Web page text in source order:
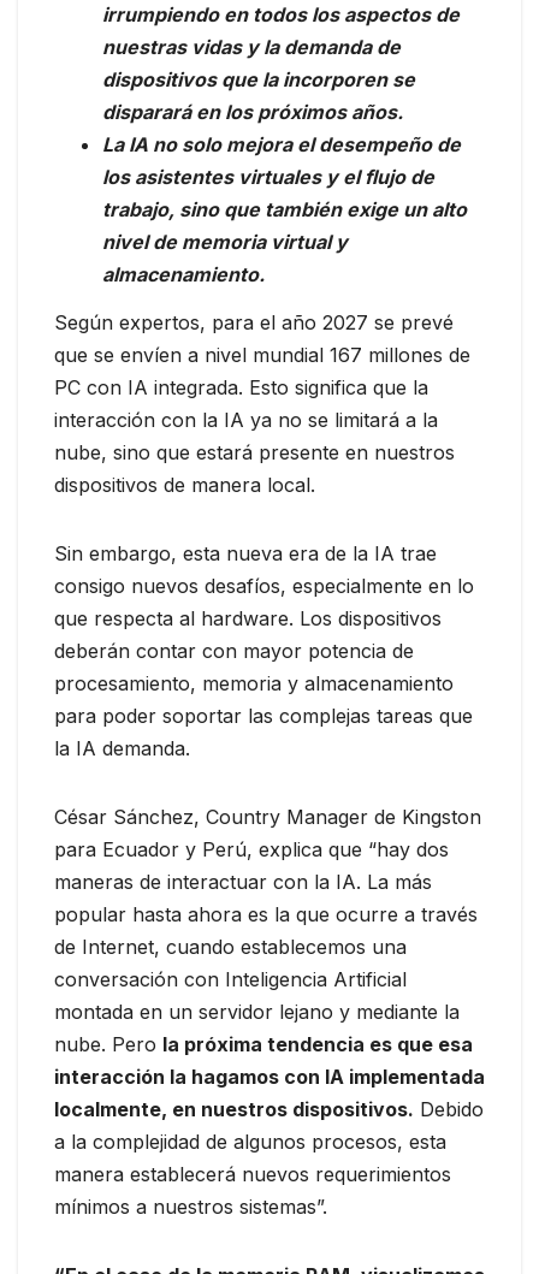
irrumpiendo en todos los aspectos de
nuestras vidas y la demanda de
dispositivos que la incorporen se
disparará en los próximos años.
La IA no solo mejora el desempeño de
los asistentes virtuales y el flujo de
trabajo, sino que también exige un alto
nivel de memoria virtual y
almacenamiento.
Según expertos, para el año 2027 se prevé
que se envíen a nivel mundial 167 millones de
PC con IA integrada. Esto significa que la
interacción con la IA ya no se limitará a la
nube, sino que estará presente en nuestros
dispositivos de manera local.
Sin embargo, esta nueva era de la IA trae
consigo nuevos desafíos, especialmente en lo
que respecta al hardware. Los dispositivos
deberán contar con mayor potencia de
procesamiento, memoria y almacenamiento
para poder soportar las complejas tareas que
la IA demanda.
César Sánchez, Country Manager de Kingston
para Ecuador y Perú, explica que “hay dos
maneras de interactuar con la IA. La más
popular hasta ahora es la que ocurre a través
de Internet, cuando establecemos una
conversación con Inteligencia Artificial
montada en un servidor lejano y mediante la
nube. Pero la próxima tendencia es que esa
interacción la hagamos con IA implementada
localmente, en nuestros dispositivos. Debido
a la complejidad de algunos procesos, esta
manera establecerá nuevos requerimientos
mínimos a nuestros sistemas”.